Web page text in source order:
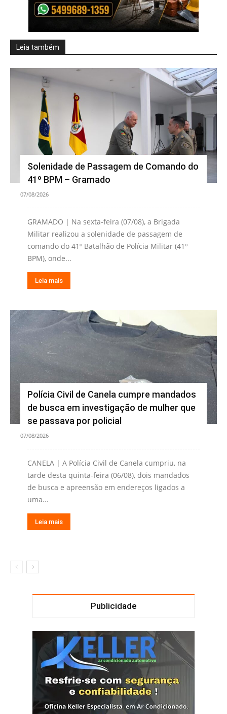
Leia também
Solenidade de Passagem de Comando do
41º BPM – Gramado
07/08/2026
GRAMADO | Na sexta-feira (07/08), a Brigada
Militar realizou a solenidade de passagem de
comando do 41º Batalhão de Polícia Militar (41º
BPM), onde...
Leia mais
Polícia Civil de Canela cumpre mandados
de busca em investigação de mulher que
se passava por policial
07/08/2026
CANELA | A Polícia Civil de Canela cumpriu, na
tarde desta quinta-feira (06/08), dois mandados
de busca e apreensão em endereços ligados a
uma...
Leia mais
Publicidade